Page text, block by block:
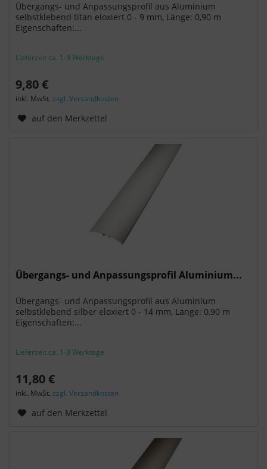
Übergangs- und Anpassungsprofil aus Aluminium
selbstklebend titan eloxiert 0 - 9 mm, Länge: 0,90 m
Eigenschaften:...
Lieferzeit ca. 1-3 Werktage
9,80 €
inkl. MwSt.zzgl. Versandkosten
auf den Merkzettel
Übergangs- und Anpassungsprofil Aluminium...
Übergangs- und Anpassungsprofil aus Aluminium
selbstklebend silber eloxiert 0 - 14 mm, Länge: 0,90 m
Eigenschaften:...
Lieferzeit ca. 1-3 Werktage
11,80 €
inkl. MwSt.zzgl. Versandkosten
auf den Merkzettel